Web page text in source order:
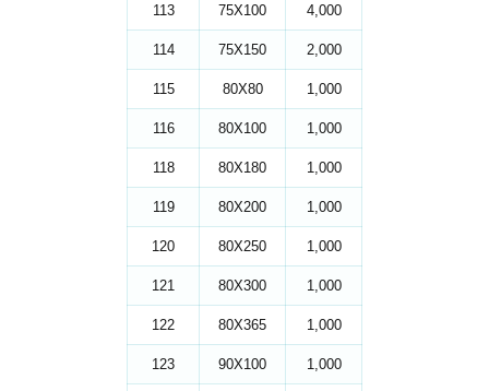
113 75X100 4,000
114 75X150 2,000
115 80X80 1,000
116 80X100 1,000
118 80X180 1,000
119 80X200 1,000
120 80X250 1,000
121 80X300 1,000
122 80X365 1,000
123 90X100 1,000